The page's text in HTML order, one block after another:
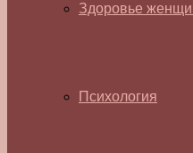
Здоровье
Психология